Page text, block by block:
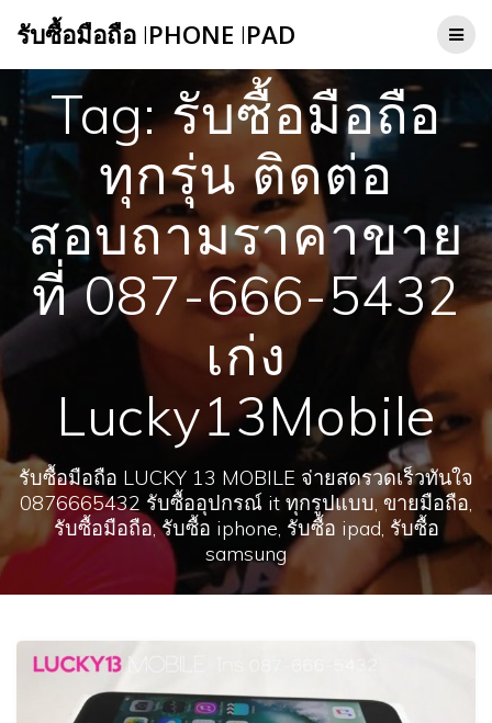
to
รับซื้อมือถือ IPHONE IPAD
Tag:รับซื้อมือถือ
ทุกรุ่น ติดต่อ
สอบถามราคาขาย
ที่ 087-666-5432
เก่ง
Lucky13Mobile
รับซื้อมือถือ LUCKY 13 MOBILE จ่ายสดรวดเร็วทันใจ
0876665432 รับซื้ออุปกรณ์ it ทุกรูปแบบ, ขายมือถือ,
รับซื้อมือถือ, รับซื้อ iphone, รับซื้อ ipad, รับซื้อ
samsung